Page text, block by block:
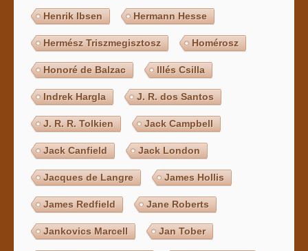
Henrik Ibsen Hermann Hesse
Hermész Triszmegisztosz Homérosz
Honoré de Balzac Illés Csilla
Indrek Hargla J. R. dos Santos
J. R. R. Tolkien Jack Campbell
Jack Canfield Jack London
Jacques de Langre James Hollis
James Redfield Jane Roberts
Jankovics Marcell Jan Tober